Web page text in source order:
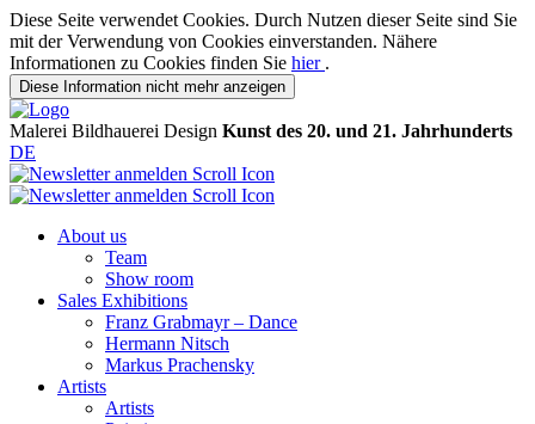
Diese Seite verwendet Cookies. Durch Nutzen dieser Seite sind Sie
mit der Verwendung von Cookies einverstanden. Nähere
Informationen zu Cookies finden Sie hier .
Diese Information nicht mehr anzeigen
Malerei Bildhauerei Design Kunst des 20. und 21. Jahrhunderts
DE
About us
Team
Show room
Sales Exhibitions
Franz Grabmayr – Dance
Hermann Nitsch
Markus Prachensky
Artists
Artists